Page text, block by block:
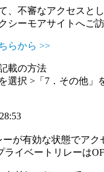
、不審なアクセスと
シーモアサイトへご
らから >>
載の方法
選択 >「7．その他」
が有効な状態でアク
イベートリレーは